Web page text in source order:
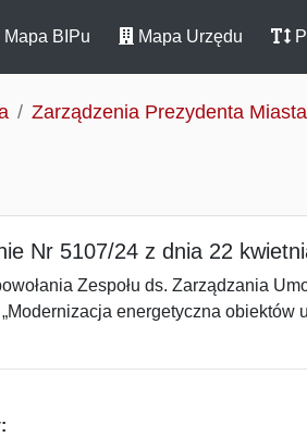
Mapa BIPu Mapa Urzędu
Zarządzenia Prezydenta Miasta
Nr 5107/24 z dnia 22
Zespołu ds. Zarządzania
energetyczna obiektów